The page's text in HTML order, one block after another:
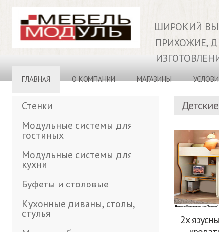
ШИРОКИЙ
ПРИХОЖИЕ,
ГЛАВНАЯ О КОМПАНИИ МАГАЗИНЫ
Стенки
Модульные системы для
гостиных
Модульные системы для
кухни
Буфеты и столовые
Кухонные диваны, столы,
стулья
2х